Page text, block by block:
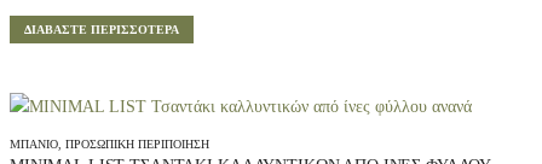
ΔΙΑΒΆΣΤΕ ΠΕΡΙΣΣΌΤΕΡΑ
ΜΠΆΝΙΟ ΠΡΟΣΩΠΙΚΉ ΠΕΡΙΠΟΊΗΣΗ